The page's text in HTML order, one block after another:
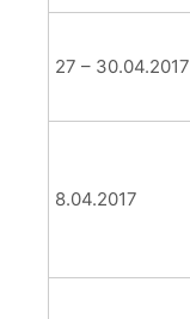
27 – 30.04.2017
8.04.2017